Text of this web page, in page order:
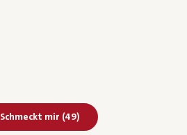
Schmeckt mir Bereits geliked
(49)